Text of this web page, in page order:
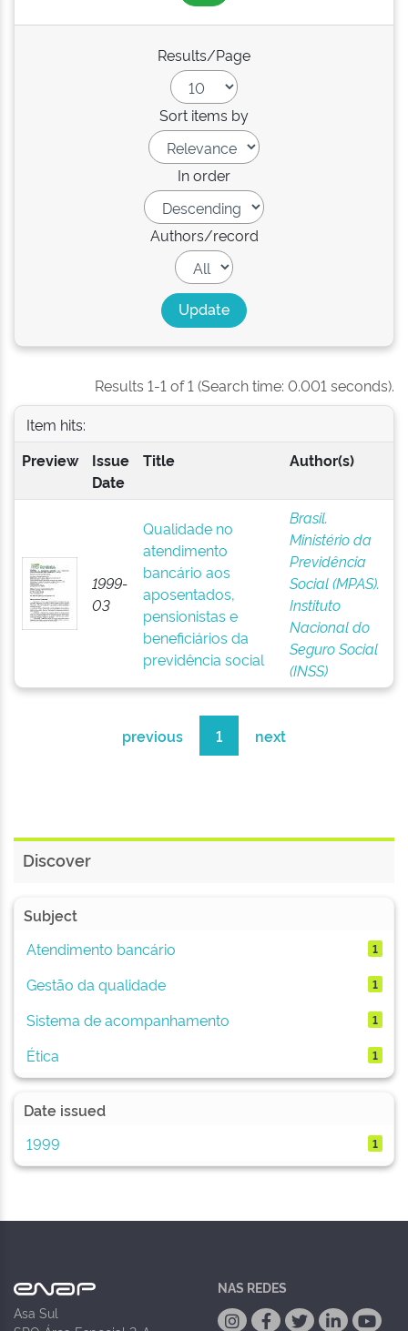
Results/Page
Sort items by
In order
Authors/record
Results 1-1 of 1 (Search time: 0.001 seconds).
Item hits:
Preview
Issue
Date
Title Author(s)
1999-
03
Qualidade no
atendimento
bancário aos
aposentados,
pensionistas e
beneficiários da
previdência social
Brasil.
Ministério da
Previdência
Social (MPAS).
Instituto
Nacional do
Seguro Social
(INSS)
previous 1 next
Discover
Subject
Atendimento bancário
1
Gestão da qualidade 1
Sistema de acompanhamento 1
Ética 1
Date issued
1999
1
Asa Sul
NAS REDES